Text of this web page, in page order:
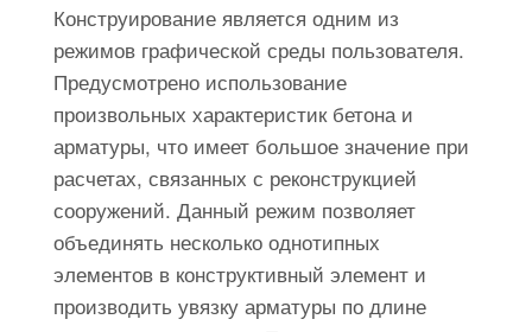
Конструирование является одним из
режимов графической среды пользователя.
Предусмотрено использование
произвольных характеристик бетона и
арматуры, что имеет большое значение при
расчетах, связанных с реконструкцией
сооружений. Данный режим позволяет
объединять несколько однотипных
элементов в конструктивный элемент и
производить увязку арматуры по длине